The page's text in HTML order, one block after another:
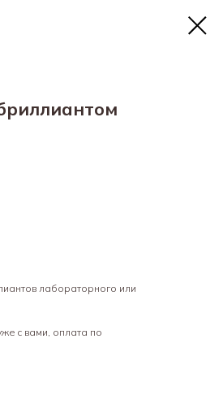
лабораторного или
с вами, оплата по